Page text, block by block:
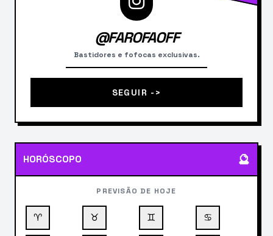
@FAROFAOFF
Bastidores e fofocas exclusivas.
SEGUIR ->
HORÓSCOPO 🔮
PREVISÃO DE HOJE
♈ ♉ ♊ ♋